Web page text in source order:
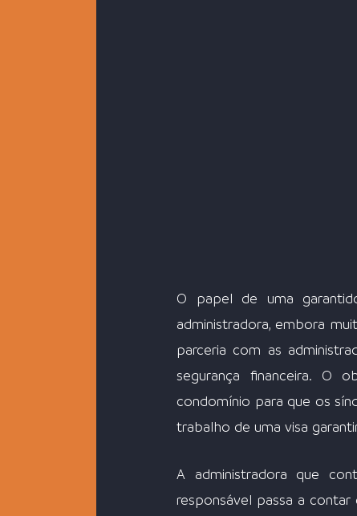
O papel de uma
administradora, embora
parceria com as
segurança financeira. O
condomínio para que os
trabalho de uma visa
A administradora que
responsável passa a